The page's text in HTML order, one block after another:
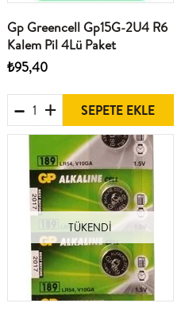
Gp Greencell Gp15G-2U4 R6
Kalem Pil 4Lü Paket
₺95,40
SEPETE EKLE
TÜKENDI